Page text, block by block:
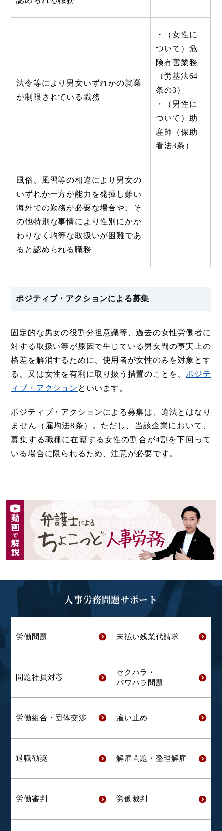
法令等により男女いずれかの就業
が制限されている職務
・（女性に
ついて）危
険有害業務
（労基法64
条の3）
・（男性に
ついて）助
産師（保助
看法3条）
風俗、風習等の相違により男女の
いずれか一方が能力を発揮し難い
海外での勤務が必要な場合や、そ
の他特別な事情により性別にかか
わりなく均等な取扱いが困難であ
ると認められる職務
ポジティブ・アクションによる募集
固定的な男女の役割分担意識等、過去の女性労働者に
対する取扱い等が原因で生じている男女間の事実上の
格差を解消するために、使用者が女性のみを対象とす
る、又は女性を有利に取り扱う措置のことを、 ポジテ
ィブ・アクション といいます。
ポジティブ・アクションによる募集は、違法とはなり
ません（雇均法8条）。ただし、当該企業において、
募集する職種に在籍する女性の割合が4割を下回って
いる場合に限られるため、注意が必要です。
人事労務問題サポート
労働問題 未払い残業代請求
問題社員対応
セクハラ・
パワハラ問題
労働組合・ 団体交渉 雇い止め
退職勧奨 解雇問題・ 整理解雇
労働審判 労働裁判